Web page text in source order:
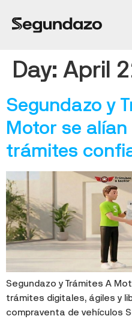
Day:April
Segundazo y
Motor se
trámites
Segundazo y Trámites A
trámites digitales, ágiles y
compraventa de vehículos